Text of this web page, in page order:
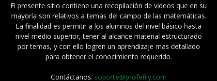
El presente sitio contiene una recopilación de videos que en su
mayoría son relativos a temas del campo de las matemáticas.
La finalidad es permitir a los alumnos del nivel básico hasta
nivel medio superior, tener al alcance material estructurado
por temas, y con ello logren un aprendizaje mas detallado
para obtener el conocimiento requerido.
Contáctanos: soporte@profefily.com